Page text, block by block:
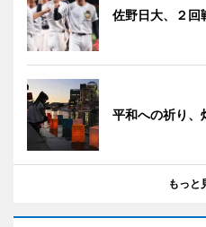
佐野日大、２
平和への祈り、
もっと